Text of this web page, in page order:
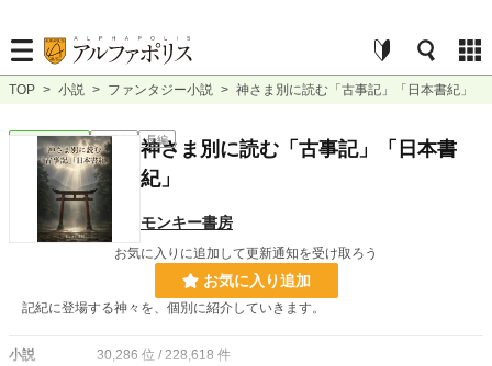
TOP > 小説 > ファンタジー小説 > 神さま別に読む「古事記」「日本書紀」
ファンタジー 連載中 長編
神さま別に読む「古事記」「日本書
紀」
モンキー書房
お気に入りに追加して更新通知を受け取ろう
お気に入り追加
記紀に登場する神々を、個別に紹介していきます。
小説 30,286 位 / 228,618 件